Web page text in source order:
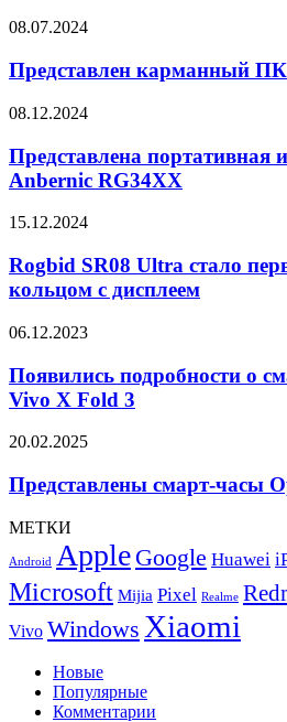
Edition
Представлен
ПК
MeenHong
JX05
08.07.2024
Представлен карманный
Представлена
игровая
консоль
Anbernic
08.12.2024
Представлена портативная
Anbernic RG34XX
Rogbid
Ultra
стало
первым
мире
кольцом
с
15.12.2024
Rogbid SR08 Ultra стало
кольцом с дисплеем
Появились
о
смартфонах
серии
X
3
06.12.2023
Появились подробности о
Vivo X Fold 3
Представлены
часы
Oppo
Watch
X2
20.02.2025
Представлены смарт-часы
МЕТКИ
Android Apple Google Huawei
Microsoft Mijia Pixel Realme
Vivo Windows Xiaomi
Новые
Популярные
Комментарии